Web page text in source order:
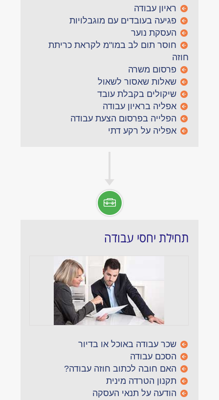
ראיון עבודה
פגיעה בעובדים עם מוגבלויות
העסקת נוער
חוסר תום לב במו"מ לקראת כריתת
חוזה
פרסום משרה
שאלות שאסור לשאול
שיקולים בקבלת עובד
אפליה בראיון עבודה
הפלייה בפרסום הצעת עבודה
אפליה על רקע דתי
תחילת יחסי עבודה
שכר עבודה באוכל או בדיור
הסכם עבודה
האם חובה לכתוב חוזה עבודה?
תקנון הטרדה מינית
הודעה על תנאי העסקה